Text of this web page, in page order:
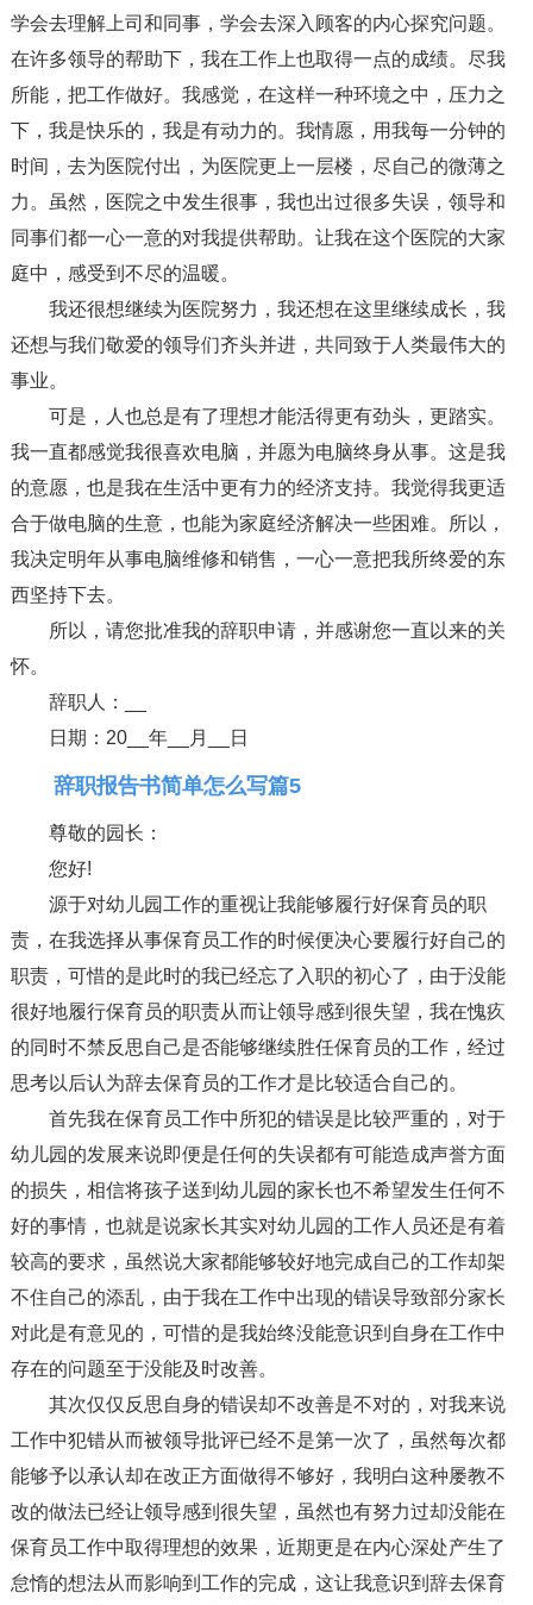
学会去理解上司和同事，学会去深入顾客的内心探究问题。
在许多领导的帮助下，我在工作上也取得一点的成绩。尽我
所能，把工作做好。我感觉，在这样一种环境之中，压力之
下，我是快乐的，我是有动力的。我情愿，用我每一分钟的
时间，去为医院付出，为医院更上一层楼，尽自己的微薄之
力。虽然，医院之中发生很事，我也出过很多失误，领导和
同事们都一心一意的对我提供帮助。让我在这个医院的大家
庭中，感受到不尽的温暖。
我还很想继续为医院努力，我还想在这里继续成长，我
还想与我们敬爱的领导们齐头并进，共同致于人类最伟大的
事业。
可是，人也总是有了理想才能活得更有劲头，更踏实。
我一直都感觉我很喜欢电脑，并愿为电脑终身从事。这是我
的意愿，也是我在生活中更有力的经济支持。我觉得我更适
合于做电脑的生意，也能为家庭经济解决一些困难。所以，
我决定明年从事电脑维修和销售，一心一意把我所终爱的东
西坚持下去。
所以，请您批准我的辞职申请，并感谢您一直以来的关
怀。
辞职人：__
日期：20__年__月__日
辞职报告书简单怎么写篇5
尊敬的园长：
您好!
源于对幼儿园工作的重视让我能够履行好保育员的职
责，在我选择从事保育员工作的时候便决心要履行好自己的
职责，可惜的是此时的我已经忘了入职的初心了，由于没能
很好地履行保育员的职责从而让领导感到很失望，我在愧疚
的同时不禁反思自己是否能够继续胜任保育员的工作，经过
思考以后认为辞去保育员的工作才是比较适合自己的。
首先我在保育员工作中所犯的错误是比较严重的，对于
幼儿园的发展来说即便是任何的失误都有可能造成声誉方面
的损失，相信将孩子送到幼儿园的家长也不希望发生任何不
好的事情，也就是说家长其实对幼儿园的工作人员还是有着
较高的要求，虽然说大家都能够较好地完成自己的工作却架
不住自己的添乱，由于我在工作中出现的错误导致部分家长
对此是有意见的，可惜的是我始终没能意识到自身在工作中
存在的问题至于没能及时改善。
其次仅仅反思自身的错误却不改善是不对的，对我来说
工作中犯错从而被领导批评已经不是第一次了，虽然每次都
能够予以承认却在改正方面做得不够好，我明白这种屡教不
改的做法已经让领导感到很失望，虽然也有努力过却没能在
保育员工作中取得理想的效果，近期更是在内心深处产生了
怠惰的想法从而影响到工作的完成，这让我意识到辞去保育